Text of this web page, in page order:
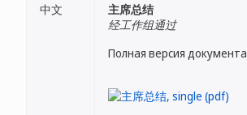
中文
主席总结
经工作组通过
Полная версия документа